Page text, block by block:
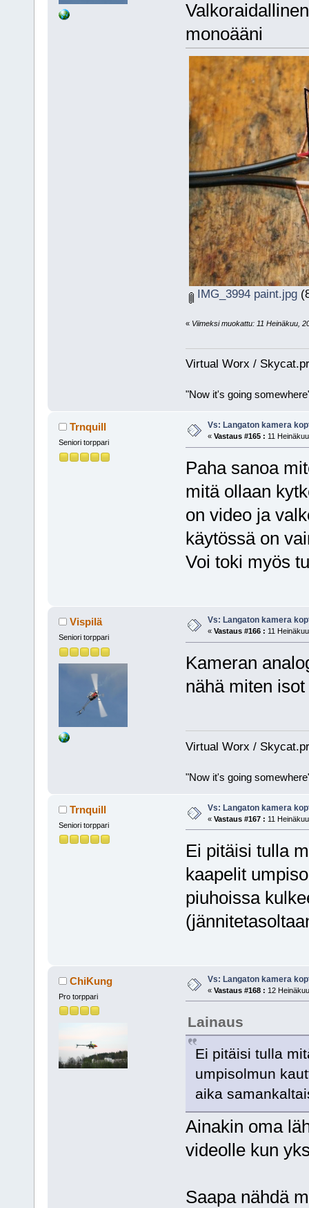
monoääni
IMG_3994 paint.jpg
« Viimeksi muokattu: 11 Heinäkuu,
Virtual Worx /
"Now it's going
Trnquill
Seniori torppari
Vs: Langaton kamera
« Vastaus #165 : 11
Paha sanoa
mitä ollaan
on video ja
käytössä on
Voi toki myös
Vispilä
Seniori torppari
Vs: Langaton kamera
« Vastaus #166 : 11
Kameran
nähä miten
Virtual Worx /
"Now it's going
Trnquill
Seniori torppari
Vs: Langaton kamera
« Vastaus #167 : 11
Ei pitäisi tulla
kaapelit
piuhoissa
ChiKung
Pro torppari
Vs: Langaton kamera
« Vastaus #168 : 12
Lainaus
Ei pitäisi tulla
umpisolmun
aika
Ainakin oma
videolle kun
Saapa nähdä